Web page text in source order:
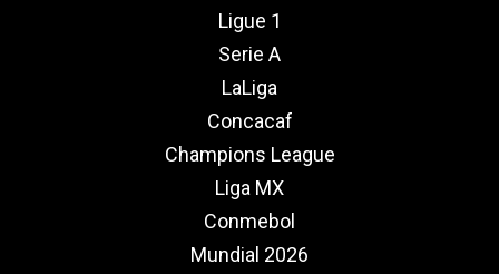
Ligue 1
Serie A
LaLiga
Concacaf
Champions League
Liga MX
Conmebol
Mundial 2026